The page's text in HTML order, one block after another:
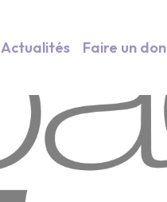
Actualités Faire un don